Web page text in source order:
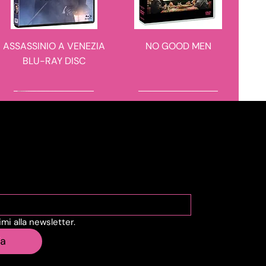
ASSASSINIO A VENEZIA
BLU-RAY DISC
NO GOOD MEN
novità in arrivo
IL CASO 137
novità in arrivo
alla newsletter.